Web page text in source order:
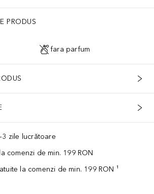
PRODUS
fara parfum
zile lucrătoare
comenzi de min. 199 RON
la comenzi de min. 199 RON ¹